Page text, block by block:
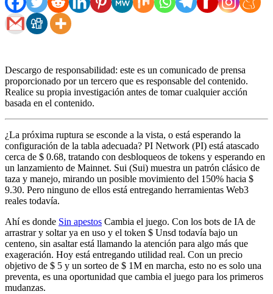
Descargo de responsabilidad: este es un comunicado de prensa
proporcionado por un tercero que es responsable del contenido.
Realice su propia investigación antes de tomar cualquier acción
basada en el contenido.
¿La próxima ruptura se esconde a la vista, o está esperando la
configuración de la tabla adecuada? PI Network (PI) está atascado
cerca de $ 0.68, tratando con desbloqueos de tokens y esperando en
un lanzamiento de Mainnet. Sui (Sui) muestra un patrón clásico de
taza y manejo, mirando un posible movimiento del 150% hacia $
9.30. Pero ninguno de ellos está entregando herramientas Web3
reales todavía.
Ahí es donde Sin apestos Cambia el juego. Con los bots de IA de
arrastrar y soltar ya en uso y el token $ Unsd todavía bajo un
centeno, sin asaltar está llamando la atención para algo más que
exageración. Hoy está entregando utilidad real. Con un precio
objetivo de $ 5 y un sorteo de $ 1M en marcha, esto no es solo una
preventa, es una oportunidad que cambia el juego para los primeros
mudanzas.